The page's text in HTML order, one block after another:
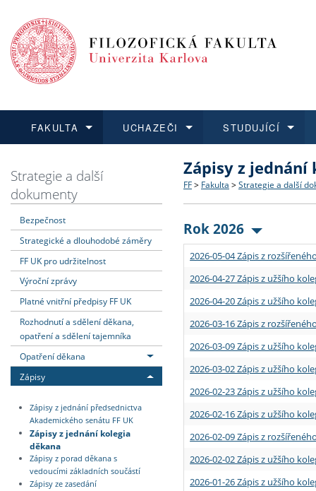
FAKULTA
Dozvědět se více
Struktura a historie
Strategie a další
Podpora a benefity pro
Absolventi fakulty
UCHAZEČI
Podat přihlášku
Co studovat a jak se
Učitelské studijní
Informace k průběhu
STUDUJÍCÍ
Dozvědět se více
Bakalářské a magisterské
Doktorské studium
Rigorózní řízení
Dozvědět se více
O vědě a výzkumu na FF
Akademické kvalifikace
Granty a projekty
Dozvědět se více
Aktuální nabídky a
Vyjíždějící studenti
Přijíždějící studenti
Vyjíždějící zaměstnanci
Strategie a další
dokumenty
Bezpečnost
Strategické a dlouhodobé záměry
FF UK pro udržitelnost
Výroční zprávy
Platné vnitřní předpisy FF UK
Rozhodnutí a sdělení děkana,
opatření a sdělení tajemníka
Opatření děkana
Zápisy
Zápisy z jednání předsednictva
Akademického senátu FF UK
Zápisy z jednání kolegia
děkana
Zápisy z porad děkana s
vedoucími základních součástí
Zápisy ze zasedání
Zápisy z jednání
FF > Fakulta > Strategie a další
Rok 2026
2026-05-04 Zápis z
2026-04-27 Zápis z užšího
2026-04-20 Zápis z užšího
2026-03-16 Zápis z
2026-03-09 Zápis z užšího
2026-03-02 Zápis z užšího
2026-02-23 Zápis z užšího
2026-02-16 Zápis z užšího
2026-02-09 Zápis z
2026-02-02 Zápis z užšího
2026-01-26 Zápis z užšího